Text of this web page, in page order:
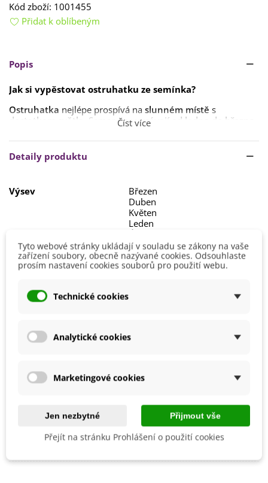
Kód zboží: 1001455
Přidat k oblíbeným
Popis
Jak si vypěstovat ostruhatku ze semínka?
Ostruhatka nejlépe prospívá na slunném místě s
dostatkem světla
. Semena sevysévají od ledna do března
Klíčí při
teplotě 15–18 °C zhruba 7–10 dní
sazenice přesazují do
pravidelná, ale
měl mezi zálivkami vyschnout. Rostlina je
nesnáší přemokření.
Pokud méně kvete,pomůže seříznutí, kterépodpoří růsti
tvorbu nových květů. Během měsíce po řezuznovu
bohatě rozkvete.
Číst více
Detaily produktu
Výsev
Březen
Duben
Květen
Leden
Výška
20 - 40 cm
Stanoviště
Slunečné
Barva Květů
Září
BIO Kvalita
Ne
Výrobce
SemenaOnline
Vegetační Doba
Letničky
Tyto webové stránky ukládají v souladu se zákony na vaše
zařízení soubory, obecně nazývané cookies. Odsouhlaste
prosím nastavení cookies souborů pro použití webu.
Technické cookies
Analytické cookies
Marketingové cookies
Jen nezbytné Přijmout vše
Přejít na stránku Prohlášení o použití cookies